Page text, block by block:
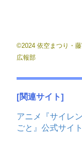
©2024 依空まつり・
広報部
[関連サイト]
アニメ『サイレ
ごと』公式サイト